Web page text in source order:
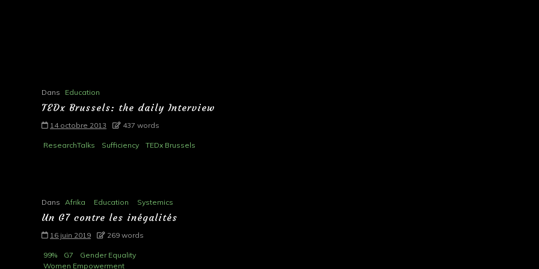
Dans Education
TEDx Brussels: the daily Interview
14 octobre 2013 437 words
ResearchTalks Sufficiency TEDx Brussels
Dans Afrika Education Systemics
Un G7 contre les inégalités
16 juin 2019 269 words
99% G7
Gender Equality
Women Empowerment